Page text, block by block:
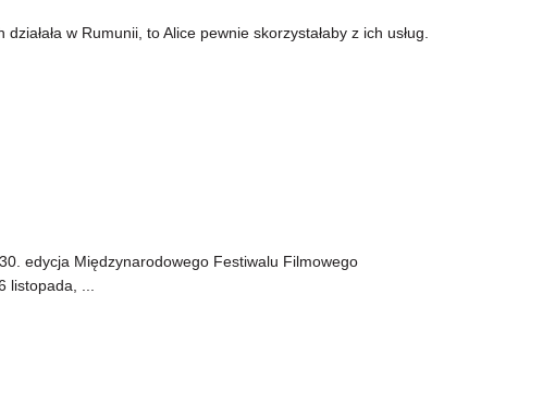
w Rumunii, to Alice pewnie skorzystałaby z ich usług.
edycja Międzynarodowego Festiwalu Filmowego
...